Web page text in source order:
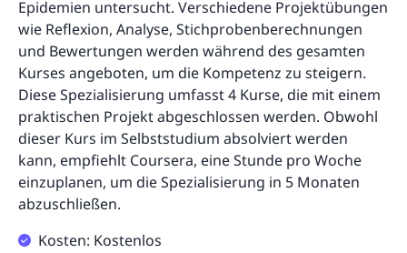
Epidemien untersucht. Verschiedene Projektübungen
wie Reflexion, Analyse, Stichprobenberechnungen
und Bewertungen werden während des gesamten
Kurses angeboten, um die Kompetenz zu steigern.
Diese Spezialisierung umfasst 4 Kurse, die mit einem
praktischen Projekt abgeschlossen werden. Obwohl
dieser Kurs im Selbststudium absolviert werden
kann, empfiehlt Coursera, eine Stunde pro Woche
einzuplanen, um die Spezialisierung in 5 Monaten
abzuschließen.
Kosten: Kostenlos